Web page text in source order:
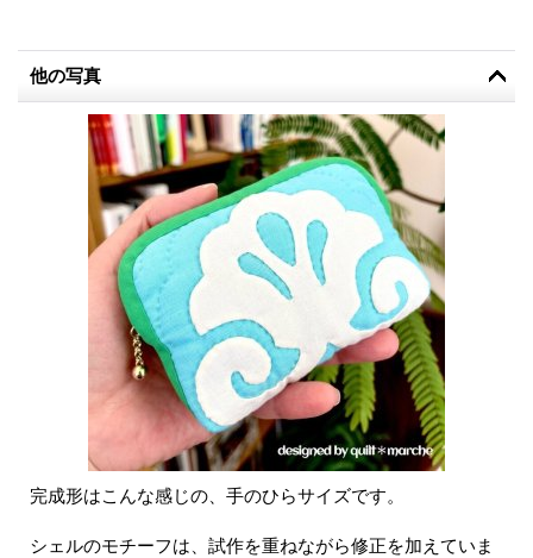
他の写真
完成形はこんな感じの、手のひらサイズです。
シェルのモチーフは、試作を重ねながら修正を加えていま